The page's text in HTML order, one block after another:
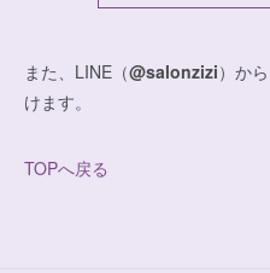
また、LINE（@salonzizi）か
けます。
TOPへ戻る